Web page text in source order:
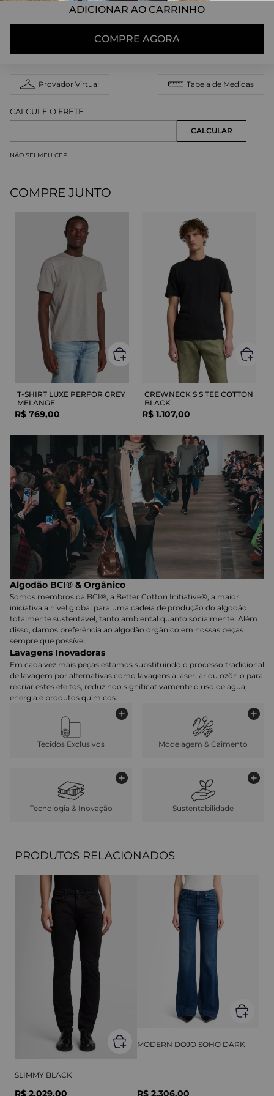
ADICIONAR AO CARRINHO
COMPRE AGORA
Provador Virtual Tabela de Medidas
NÃO SEI MEU CEP
COMPRE JUNTO
T-SHIRT LUXE PERFOR GREY
MELANGE
R$ 769,00
CREWNECK S S TEE COTTON
BLACK
R$ 1.107,00
Algodão BCI® & Orgânico
Somos membros da BCI®, a Better Cotton Initiative®, a maior
iniciativa a nível global para uma cadeia de produção do algodão
totalmente sustentável, tanto ambiental quanto socialmente. Além
disso, damos preferência ao algodão orgânico em nossas peças
sempre que possível.
Lavagens Inovadoras
Em cada vez mais peças estamos substituindo o processo tradicional
de lavagem por alternativas como lavagens a laser, ar ou ozônio para
recriar estes efeitos, reduzindo significativamente o uso de água,
energia e produtos químicos.
Tecidos Exclusivos Modelagem & Caimento
Tecnologia & Inovação Sustentabilidade
PRODUTOS RELACIONADOS
SLIMMY BLACK
R$ 2.029,00
MODERN DOJO SOHO DARK
R$ 2.306,00